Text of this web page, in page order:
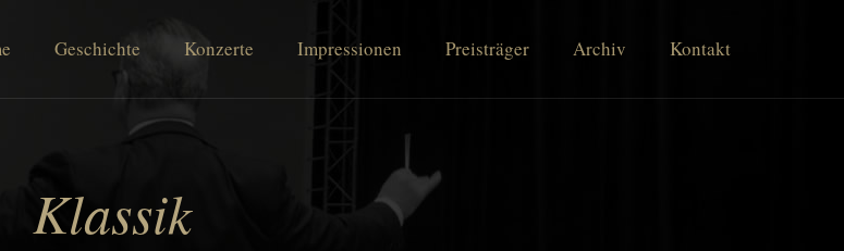
Geschichte Konzerte Impressionen Preisträger Archiv Kontakt
Klassik